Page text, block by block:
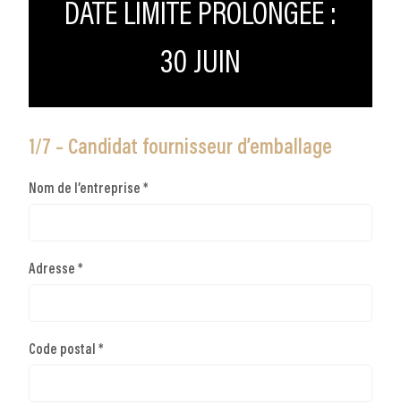
DATE LIMITE PROLONGÉE :
30 JUIN
1/7 – Candidat fournisseur d’emballage
Nom de l’entreprise *
Adresse *
Code postal *